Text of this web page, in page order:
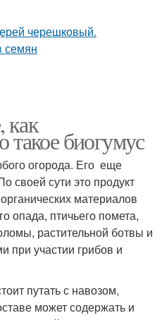
как
такое биогумус
огорода. Его еще
своей сути это продукт
материалов
опада, птичьего помета,
растительной ботвы и
при участии грибов и
путать с навозом,
может содержать и